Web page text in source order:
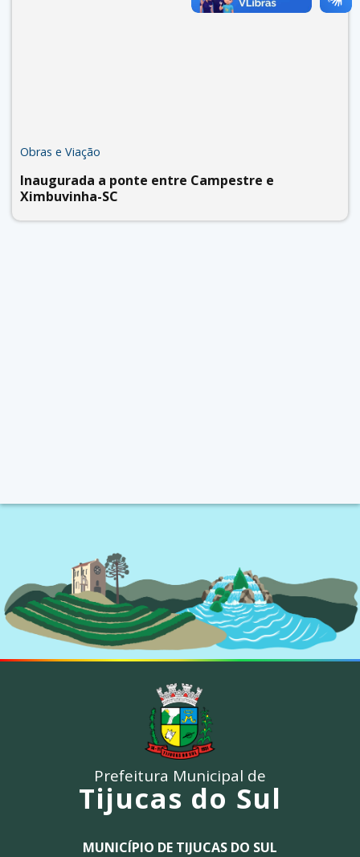
Obras e Viação
Inaugurada a ponte entre Campestre e
Ximbuvinha-SC
Prefeitura Municipal de
Tijucas do Sul
MUNICÍPIO DE TIJUCAS DO SUL